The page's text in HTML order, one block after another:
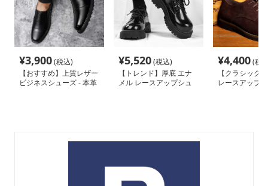
¥3,900(税込)
【おすすめ】上質レザー
ビジネスシューズ - 本革
¥5,520(税込)
【トレンド】厚底 エナ
メル レースアップシュ
¥4,400(税
【クラシック
レースアップ